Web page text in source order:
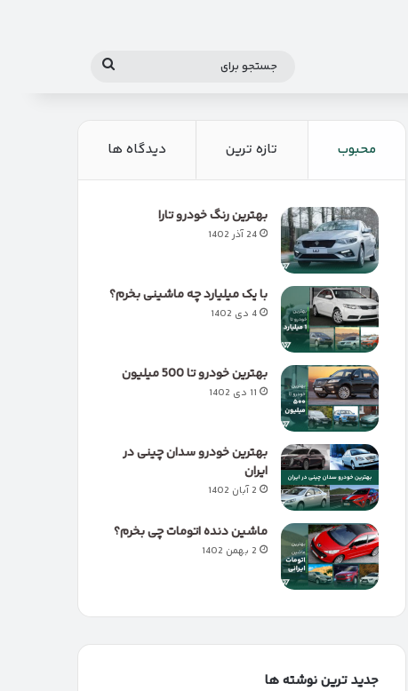
جستجو
محبوب تازه ترین دیدگاه ها
بهترین رنگ خودرو تارا
24 آذر 1402
با یک میلیارد چه ماشینی بخرم؟
4 دی 1402
بهترین خودرو تا 500 میلیون
11 دی 1402
بهترین خودرو سدان چینی در
ایران
2 آبان 1402
ماشین دنده اتومات چی بخرم؟
2 بهمن 1402
جدید ترین نوشته ها